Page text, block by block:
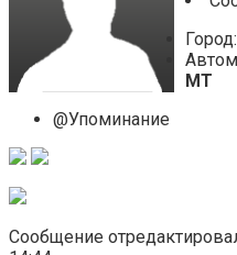
MT
@Упоминание
Сообщение